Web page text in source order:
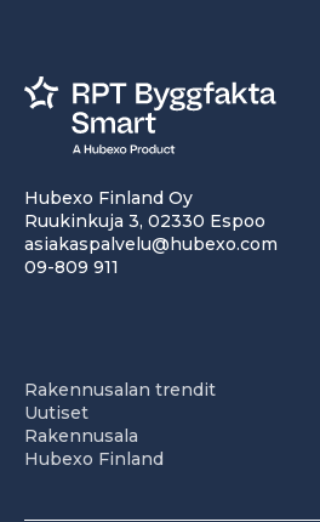
Hubexo Finland Oy
Ruukinkuja 3, 02330 Espoo
asiakaspalvelu@hubexo.com
09-809 911
Rakennusalan trendit
Uutiset
Rakennusala
Hubexo Finland